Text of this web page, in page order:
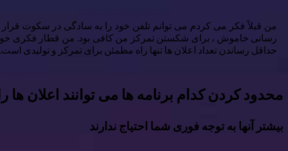
من قبلاً فکر می کردم می توانم تلفن خود را به سادگی در سکوت قرار
رسانی خاموش ، برای شکستن تمرکز من کافی بود. من قطار فکری خود
حداقل رساندن تعداد اعلان ها تنها راه مطمئن برای تمرکز و تولیدی
محدود کردن کدام برنامه ها می توانند اعلان ها
بیشتر آنها به توجه فوری شما احتیاج ندارند